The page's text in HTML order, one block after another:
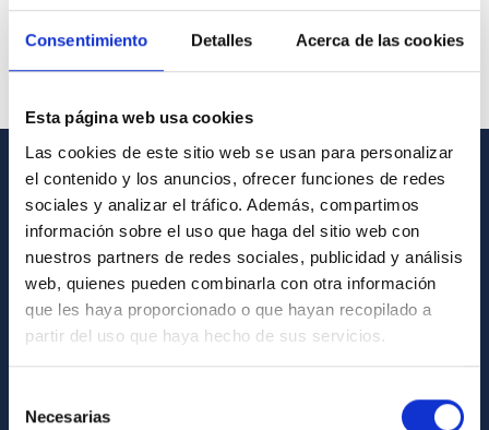
Consentimiento Detalles Acerca de las cookies
Esta página web usa cookies
Las cookies de este sitio web se usan para personalizar
el contenido y los anuncios, ofrecer funciones de redes
sociales y analizar el tráfico. Además, compartimos
información sobre el uso que haga del sitio web con
nuestros partners de redes sociales, publicidad y análisis
web, quienes pueden combinarla con otra información
que les haya proporcionado o que hayan recopilado a
partir del uso que haya hecho de sus servicios.
Necesarias
INFORMACIÓN GENERAL
Contacto
Cómo llegar al IAC
Directorio de personal
Biblioteca